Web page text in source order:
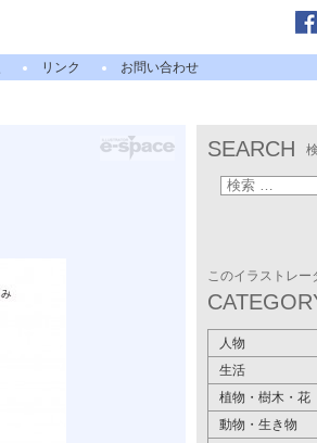
リンク お問い合わせ
SEARCH
このイラストレー
人物
生活
植物・樹木・花
動物・生き物